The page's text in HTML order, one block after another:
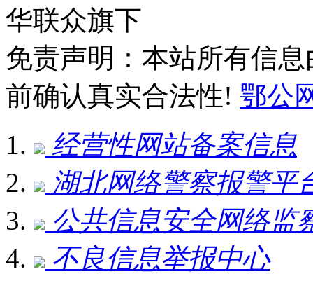
华联众旗下
免责声明：本站所有信
前确认真实合法性! 鄂公
经营性网站备案信息
湖北网络警察报警平
公共信息安全网络监
不良信息举报中心